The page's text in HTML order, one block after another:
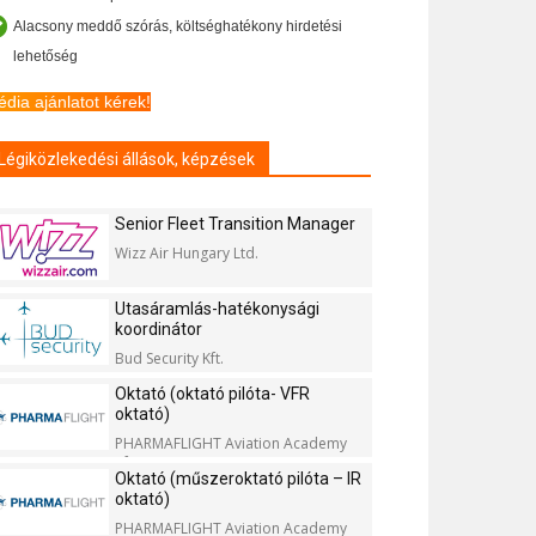
Alacsony meddő szórás, költséghatékony hirdetési
lehetőség
ajánlatot kérek!
állások, képzések
Senior Fleet Transition Manager
Wizz Air Hungary Ltd.
Utasáramlás-hatékonysági
koordinátor
Bud Security Kft.
Oktató (oktató pilóta- VFR
oktató)
PHARMAFLIGHT Aviation Academy
Kft.
Oktató (műszeroktató pilóta – IR
oktató)
PHARMAFLIGHT Aviation Academy